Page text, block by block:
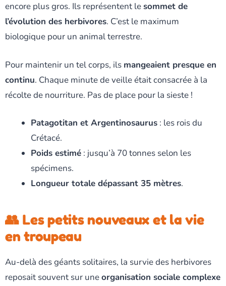
encore plus gros. Ils représentent lesommet de
l’évolution des herbivores. C’est le maximum
biologique pour un animal terrestre.
Pour maintenir un tel corps, ils mangeaient presque en
continu. Chaque minute de veille était consacrée à la
récolte de nourriture. Pas de place pour la sieste !
Patagotitan et Argentinosaurus : les rois du
Crétacé.
Poids estimé : jusqu’à 70 tonnes selon les
spécimens.
Longueur totale dépassant 35 mètres.
👥 Les petits nouveaux et la vie
en troupeau
Au-delà des géants solitaires, la survie des herbivores
reposait souvent sur uneorganisation sociale complexe